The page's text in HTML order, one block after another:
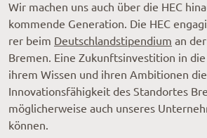
Wir machen uns auch über die HEC
kommende Gene­ra­tion. Die HEC
rer beim Deutschlandstipendium an
Bremen. Eine Zukunftsinvestition in
ihrem Wissen und ihren Ambitionen die
Innovationsfähigkeit des Standortes
möglicherweise auch unseres
können.